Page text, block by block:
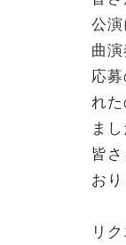
公
曲演
応
れ
ま
皆
おり
リ